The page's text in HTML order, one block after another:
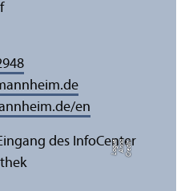
C
r
e
di
t:
A
n
n
a
L
o
g
u
e
en